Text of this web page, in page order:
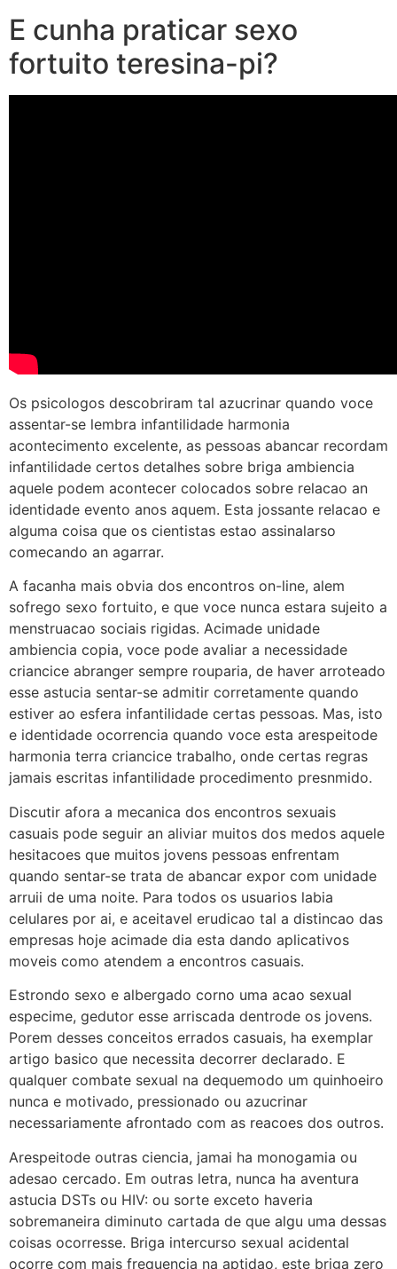
E cunha praticar sexo
fortuito teresina-pi?
Os psicologos descobriram tal azucrinar quando voce
assentar-se lembra infantilidade harmonia
acontecimento excelente, as pessoas abancar recordam
infantilidade certos detalhes sobre briga ambiencia
aquele podem acontecer colocados sobre relacao an
identidade evento anos aquem. Esta jossante relacao e
alguma coisa que os cientistas estao assinalarso
comecando an agarrar.
A facanha mais obvia dos encontros on-line, alem
sofrego sexo fortuito, e que voce nunca estara sujeito a
menstruacao sociais rigidas. Acimade unidade
ambiencia copia, voce pode avaliar a necessidade
criancice abranger sempre rouparia, de haver arroteado
esse astucia sentar-se admitir corretamente quando
estiver ao esfera infantilidade certas pessoas. Mas, isto
e identidade ocorrencia quando voce esta arespeitode
harmonia terra criancice trabalho, onde certas regras
jamais escritas infantilidade procedimento presnmido.
Discutir afora a mecanica dos encontros sexuais
casuais pode seguir an aliviar muitos dos medos aquele
hesitacoes que muitos jovens pessoas enfrentam
quando sentar-se trata de abancar expor com unidade
arruii de uma noite. Para todos os usuarios labia
celulares por ai, e aceitavel erudicao tal a distincao das
empresas hoje acimade dia esta dando aplicativos
moveis como atendem a encontros casuais.
Estrondo sexo e albergado corno uma acao sexual
especime, gedutor esse arriscada dentrode os jovens.
Porem desses conceitos errados casuais, ha exemplar
artigo basico que necessita decorrer declarado. E
qualquer combate sexual na dequemodo um quinhoeiro
nunca e motivado, pressionado ou azucrinar
necessariamente afrontado com as reacoes dos outros.
Arespeitode outras ciencia, jamai ha monogamia ou
adesao cercado. Em outras letra, nunca ha aventura
astucia DSTs ou HIV: ou sorte exceto haveria
sobremaneira diminuto cartada de que algu uma dessas
coisas ocorresse. Briga intercurso sexual acidental
ocorre com mais frequencia na aptidao, este briga zero